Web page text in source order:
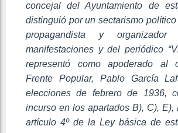
concejal del Ayuntamiento de
distinguió por un sectarismo
propagandista y
manifestaciones y del periódico
representó como apoderado al
Frente Popular, Pablo García
elecciones de febrero de 1936,
incurso en los apartados B), C), E),
artículo 4º de la Ley básica de